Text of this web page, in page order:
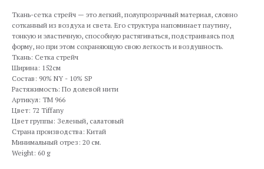
Ткань-сетка стрейч — это легкий, полупрозрачный материал, словно
сотканный из воздуха и света. Его структура напоминает паутину,
тонкую и эластичную, способную растягиваться, подстраиваясь под
форму, но при этом сохраняющую свою легкость и воздушность.
Ткань: Сетка стрейч
Ширина: 152см
Состав: 90% NY - 10% SP
Растяжимость: По долевой нити
Артикул: TM 966
Цвет: 72 Tiffany
Цвет группы: Зеленый, салатовый
Страна производства: Китай
Минимальный отрез: 20 см.
Weight: 60 g